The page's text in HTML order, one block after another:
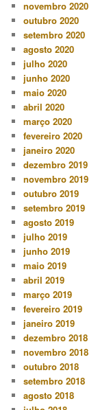
novembro 2020
outubro 2020
setembro 2020
agosto 2020
julho 2020
junho 2020
maio 2020
abril 2020
março 2020
fevereiro 2020
janeiro 2020
dezembro 2019
novembro 2019
outubro 2019
setembro 2019
agosto 2019
julho 2019
junho 2019
maio 2019
abril 2019
março 2019
fevereiro 2019
janeiro 2019
dezembro 2018
novembro 2018
outubro 2018
setembro 2018
agosto 2018